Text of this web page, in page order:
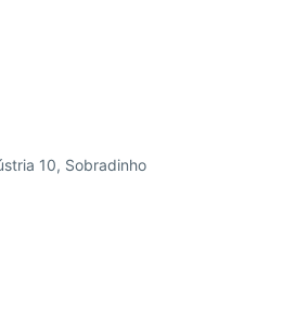
10, Sobradinho